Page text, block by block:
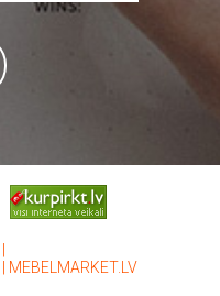
MEBELMARKET.LV